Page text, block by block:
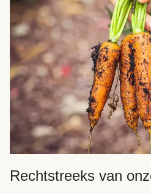
Rechtstreeks van